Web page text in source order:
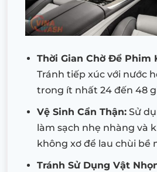
Thời Gian Chờ Để Phim
Tránh tiếp xúc với nước
trong ít nhất 24 đến 48
Vệ Sinh Cẩn Thận: Sử
làm sạch nhẹ nhàng và
không xơ để lau chùi bề
Tránh Sử Dụng Vật